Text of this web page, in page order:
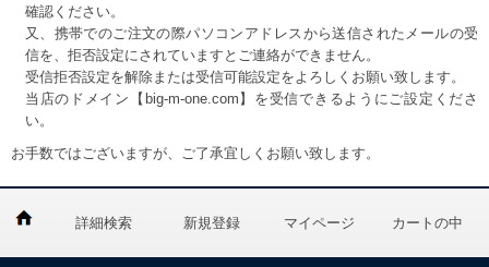
確認ください。
又、携帯でのご注文の際パソコンアドレスから送信されたメールの受
信を、拒否設定にされていますとご連絡ができません。
受信拒否設定を解除または受信可能設定をよろしくお願い致します。
当店のドメイン【big-m-one.com】を受信できるようにご設定くださ
い。
お手数ではございますが、ご了承宜しくお願い致します。
詳細検索 新規登録 マイページ カートの中